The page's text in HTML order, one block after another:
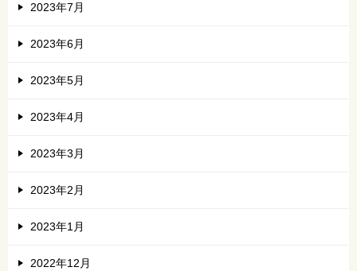
2023年7月
2023年6月
2023年5月
2023年4月
2023年3月
2023年2月
2023年1月
2022年12月